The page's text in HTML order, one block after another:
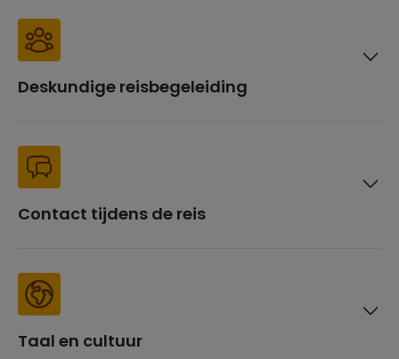
Deskundige reisbegeleiding
Contact tijdens de reis
Taal en cultuur